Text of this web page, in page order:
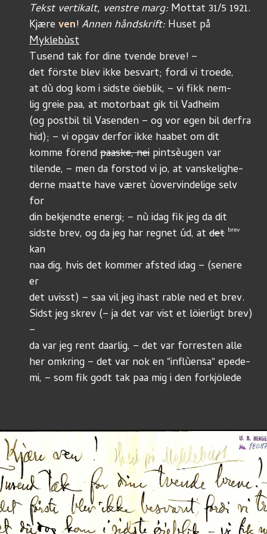
Tekst vertikalt, venstre marg:
Kjære ven! Annen håndskrift:
Myklebùst
Tusend tak for dine tvende breve! –
det förste blev ikke besvart; fordi vi troede,
at dù dog kom i sidste öieblik, – vi fikk nem-
lig greie paa, at motorbaat gik til Vadheim
(og postbil til Vasenden – og vor egen bil derfra
hid); – vi opgav derfor ikke haabet om dit
komme förend paaske, nei pintsèugen var
tilende, – men da forstod vi jo, at vanskelighe-
derne maatte have været ùovervindelige selv
for
din bekjendte energi; – nù idag fik jeg da dit
sidste brev, og da jeg har regnet úd, at det brev
kan
naa dig, hvis det kommer afsted idag – (senere
er
det uvisst) – saa vil jeg ihast rable ned et brev.
Sidst jeg skrev (– ja det var vist et löierligt brev)
–
da var jeg rent daarlig, – det var forresten alle
her omkring – det var nok en "inflùensa" epede-
mi, – som fik godt tak paa mig i den forkjölede